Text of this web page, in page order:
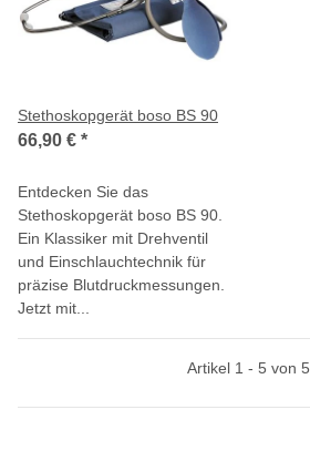
Stethoskopgerät boso BS 90
66,90 € *
Entdecken Sie das
Stethoskopgerät boso BS 90.
Ein Klassiker mit Drehventil
und Einschlauchtechnik für
präzise Blutdruckmessungen.
Jetzt mit...
Artikel 1 - 5 von 5